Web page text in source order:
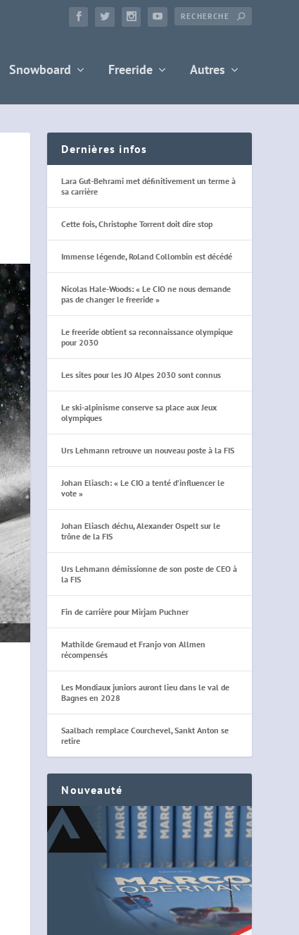
Snowboard Freeride Autres
Dernières infos
Lara Gut-Behrami met définitivement un terme à
sa carrière
Cette fois, Christophe Torrent doit dire stop
Immense légende, Roland Collombin est décédé
Nicolas Hale-Woods: « Le CIO ne nous demande
pas de changer le freeride »
Le freeride obtient sa reconnaissance olympique
pour 2030
Les sites pour les JO Alpes 2030 sont connus
Le ski-alpinisme conserve sa place aux Jeux
olympiques
Urs Lehmann retrouve un nouveau poste à la FIS
Johan Eliasch: « Le CIO a tenté d’influencer le
vote »
Johan Eliasch déchu, Alexander Ospelt sur le
trône de la FIS
Urs Lehmann démissionne de son poste de CEO à
la FIS
Fin de carrière pour Mirjam Puchner
Mathilde Gremaud et Franjo von Allmen
récompensés
Les Mondiaux juniors auront lieu dans le val de
Bagnes en 2028
Saalbach remplace Courchevel, Sankt Anton se
retire
Nouveauté